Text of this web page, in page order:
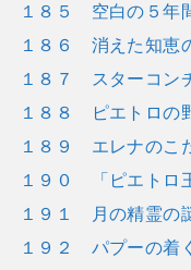
１８５ 空白の５年
１８６ 消えた知恵
１８７ スターコン
１８８ ピエトロの
１８９ エレナのこ
１９０ 「ピエトロ
１９１ 月の精霊の
１９２ パプーの着